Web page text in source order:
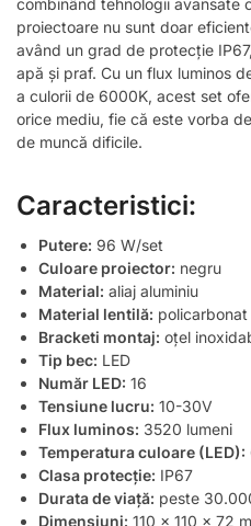
combinând tehnologii avansate
proiectoare nu sunt doar
având un grad de protecție
apă și praf. Cu un flux luminos
a culorii de 6000K, acest set
orice mediu, fie că este vorba
de muncă dificile.
Caracteristici:
Putere: 96 W/set
Culoare proiector: negru
Material: aliaj aluminiu
Material lentilă: policarbonat
Bracketi montaj: oțel
Tip bec: LED
Număr LED: 16
Tensiune lucru: 10-30V
Flux luminos: 3520 lumeni
Temperatura culoare (LED):
Clasa protecție: IP67
Durata de viață: peste
Dimensiuni: 110 x 110 x 72